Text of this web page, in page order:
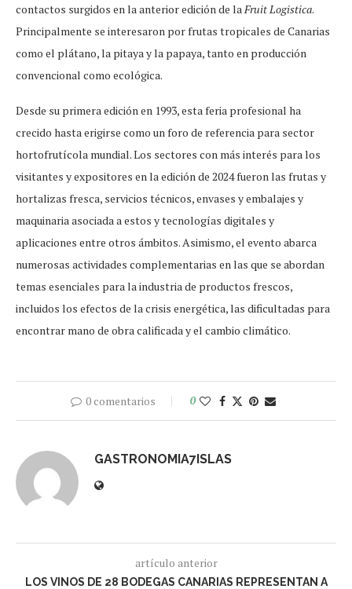
contactos surgidos en la anterior edición de la Fruit Logistica.
Principalmente se interesaron por frutas tropicales de Canarias
como el plátano, la pitaya y la papaya, tanto en producción
convencional como ecológica.
Desde su primera edición en 1993, esta feria profesional ha
crecido hasta erigirse como un foro de referencia para sector
hortofrutícola mundial. Los sectores con más interés para los
visitantes y expositores en la edición de 2024 fueron las frutas y
hortalizas fresca, servicios técnicos, envases y embalajes y
maquinaria asociada a estos y tecnologías digitales y
aplicaciones entre otros ámbitos. Asimismo, el evento abarca
numerosas actividades complementarias en las que se abordan
temas esenciales para la industria de productos frescos,
incluidos los efectos de la crisis energética, las dificultadas para
encontrar mano de obra calificada y el cambio climático.
0 comentarios 0
GASTRONOMIA7ISLAS
artículo anterior
LOS VINOS DE 28 BODEGAS CANARIAS REPRESENTAN A